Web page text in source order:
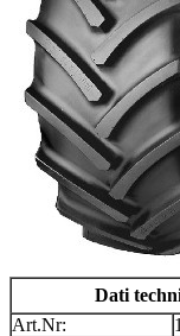
Dati
Art.Nr: